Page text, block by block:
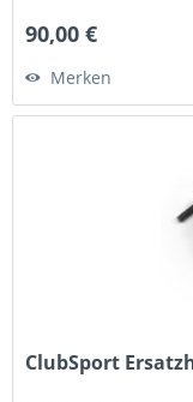
90,00 €
Merken
ClubSport